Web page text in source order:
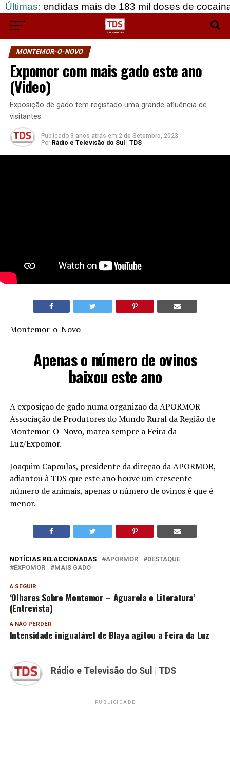
Últimas:mais de 183 mil doses de cocaína, em
MONTEMOR-O-NOVO
Expomor com mais gado este ano
(Video)
Exposição de gado tem registado uma grande afluência de
visitantes.
Publicado 3 anos atrás em 2 de Setembro, 2023
Por Rádio e Televisão do Sul | TDS
Montemor-o-Novo
Apenas o número de ovinos
baixou este ano
A exposição de gado numa organizão da APORMOR –
Associação de Produtores do Mundo Rural da Região de
Montemor-O-Novo, marca sempre a Feira da
Luz/Expomor.
Joaquim Capoulas, presidente da direção da APORMOR,
adiantou à TDS que este ano houve um crescente
número de animais, apenas o número de ovinos é que é
menor.
NOTÍCIAS RELACCIONADAS APORMOR
DESTAQUE
EXPOMOR
MAIS GADO
A SEGUIR
‘Olhares Sobre Montemor – Aguarela e Literatura’
(Entrevista)
A NÃO PERDER
Intensidade inigualável de Blaya agitou a Feira da Luz
Rádio e Televisão do Sul | TDS
PUBLICIDADE